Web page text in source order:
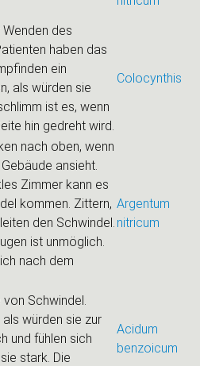
des
haben das
ein
als würden sie
ist es, wenn
hin gedreht wird.
Colocynthis
nach oben, wenn
ansieht.
Zimmer kann es
kommen. Zittern,
den Schwindel.
ist unmöglich.
nach dem
Argentum
nitricum
Schwindel.
würden sie zur
und fühlen sich
stark. Die
Acidum
benzoicum